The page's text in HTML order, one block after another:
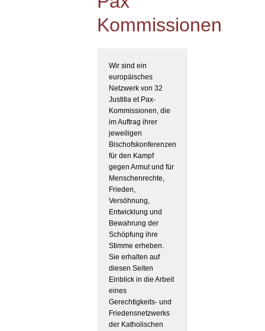
Kommissionen
Wir sind ein
europäisches
Netzwerk von 32
Justitia et Pax-
Kommissionen, die
im Auftrag ihrer
jeweiligen
Bischofskonferenzen
für den Kampf
gegen Armut und für
Menschenrechte,
Frieden,
Versöhnung,
Entwicklung und
Bewahrung der
Schöpfung ihre
Stimme erheben.
Sie erhalten auf
diesen Seiten
Einblick in die Arbeit
eines
Gerechtigkeits- und
Friedensnetzwerks
der Katholischen